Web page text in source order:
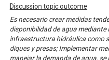
Discussion topic outcome
Es necesario crear medidas
disponibilidad de agua mediante
infraestructura hidráulica como
diques y presas; Implementar
manejar la demanda de agua,